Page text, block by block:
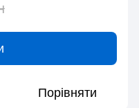
Порівняти